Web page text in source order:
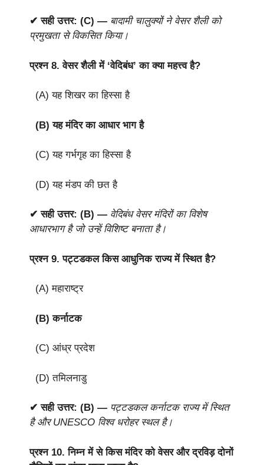
✔ सही उत्तर: (C) — बादामी चालुक्यों ने वेसर शैली को
प्रमुखता से विकसित किया।
प्रश्न 8.वेसर शैली में ‘वेदिबंध’ का क्या महत्त्व है?
(A) यह शिखर का हिस्सा है
(B) यह मंदिर का आधार भाग है
(C) यह गर्भगृह का हिस्सा है
(D) यह मंडप की छत है
✔ सही उत्तर: (B) — वेदिबंध वेसर मंदिरों का विशेष
आधारभाग है जो उन्हें विशिष्ट बनाता है।
प्रश्न 9.पट्टडकल किस आधुनिक राज्य में स्थित है?
(A) महाराष्ट्र
(B) कर्नाटक
(C) आंध्र प्रदेश
(D) तमिलनाडु
✔ सही उत्तर: (B) — पट्टडकल कर्नाटक राज्य में स्थित
है और UNESCO विश्व धरोहर स्थल है।
प्रश्न 10.निम्न में से किस मंदिर को वेसर और द्रविड़ दोनों